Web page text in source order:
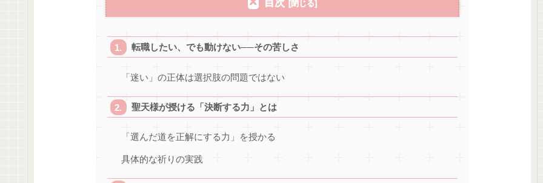
目次
転職したい、でも動けない──その苦しさ
「迷い」の正体は選択肢の問題ではない
聖天様が授ける「決断する力」とは
「選んだ道を正解にする力」を授かる
具体的な祈りの実践